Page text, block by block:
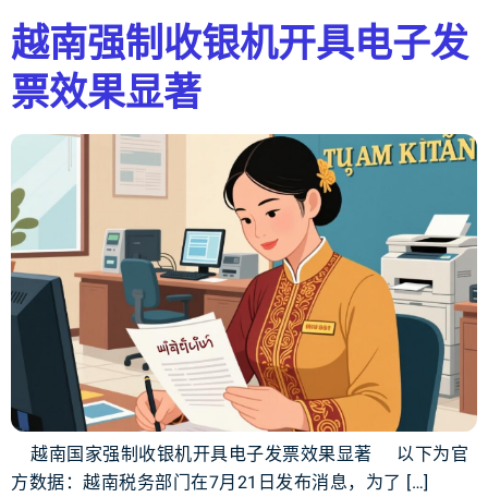
越南强制收银机开具电子发
票效果显著
越南国家强制收银机开具电子发票效果显著 以下为官
方数据：越南税务部门在7月21日发布消息，为了 […]